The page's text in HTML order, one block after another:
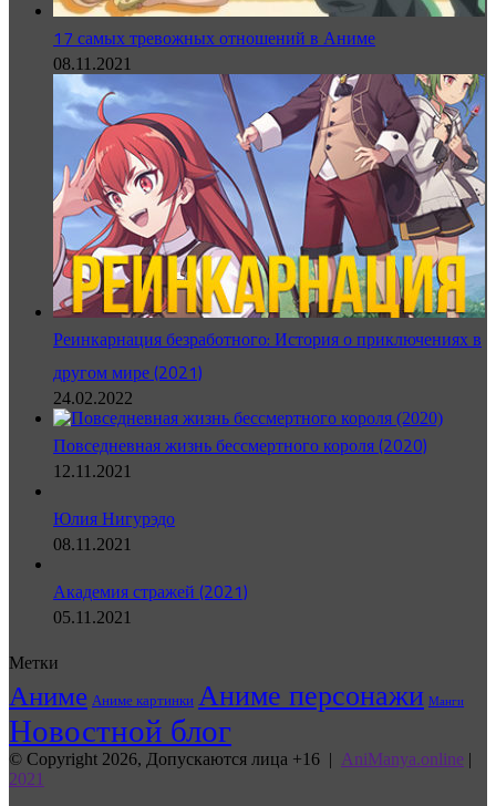
17 самых тревожных отношений в Аниме
08.11.2021
Реинкарнация безработного: История о приключениях в
другом мире (2021)
24.02.2022
Повседневная жизнь бессмертного короля (2020)
12.11.2021
Юлия Нигурэдо
08.11.2021
Академия стражей (2021)
05.11.2021
Метки
Аниме Аниме картинки Аниме персонажи Манги
Новостной блог
© Copyright 2026, Допускаются лица +16 | AniManya.online |
2021